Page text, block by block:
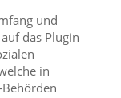
und
das Plugin
in